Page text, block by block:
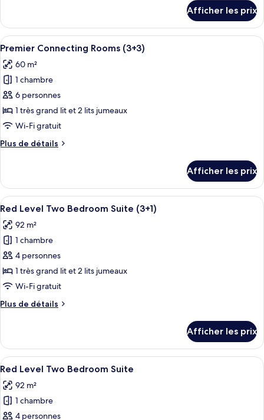
One
Bedroom
Suite
Red
Level
One
Suite
Afficher les prix
Afficher
toutes
les
photos
pour
ce
type
chambre :
Rooms
(3+3)
Une chambre d’hôtel moderne,
4
Premier Connecting Rooms (3+3)
60 m²
1 chambre
6 personnes
1 très grand lit et 2 lits jumeaux
Wi-Fi gratuit
Plus de détails
Plus
Premier
Connecting
Rooms
Afficher les prix
Afficher
toutes
les
photos
pour
ce
type
chambre :
Two
Bedroom
Suite
(3+1)
Une chambre d’hôtel moderne,
4
Red Level Two Bedroom Suite (3+1)
92 m²
1 chambre
4 personnes
1 très grand lit et 2 lits jumeaux
Wi-Fi gratuit
Plus de détails
Plus
Red
Level
Two
Suite
(3+1)
Afficher les prix
Afficher
toutes
les
photos
pour
Une chambre d’hôtel moderne,
4
Red Level Two Bedroom Suite
92 m²
1 chambre
4 personnes